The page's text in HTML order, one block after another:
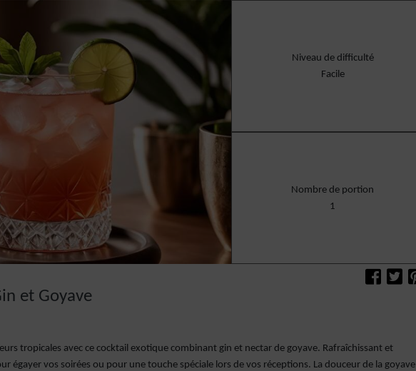
Niveau de difficulté
Facile
Nombre de portion
1
et Goyave
tropicales avec ce cocktail exotique combinant gin et nectar de goyave. Rafraîchissant et
égayer vos soirées ou pour une touche spéciale lors de vos réceptions. La douceur de la goyave